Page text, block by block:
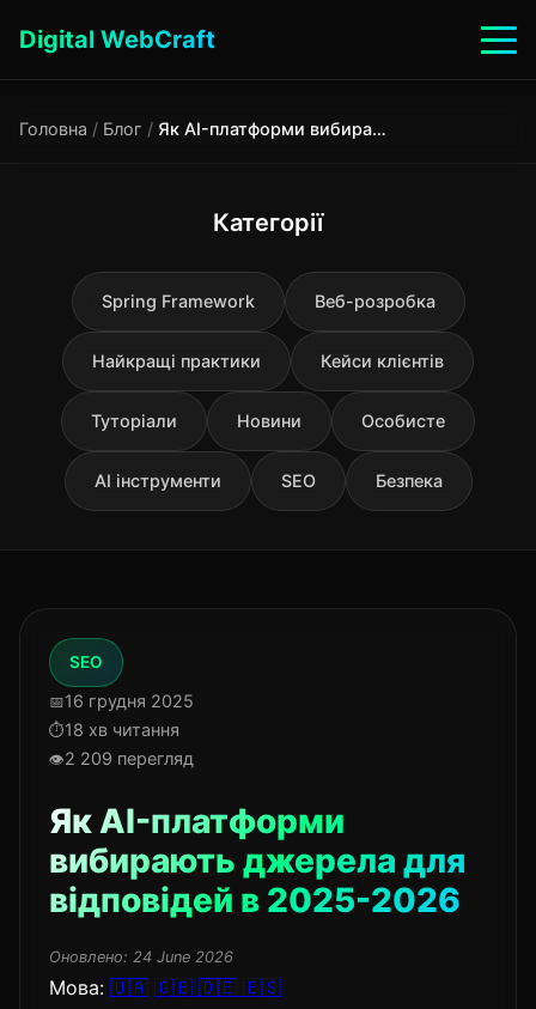
Digital WebCraft
Головна / Блог / Як AI-платформи вибирають джерела для відповідей в 2025-2026
Категорії
Spring Framework Веб-розробка
Найкращі практики Кейси клієнтів
Туторіали Новини Особисте
AI інструменти SEO Безпека
SEO
16 грудня 2025
18 хв читання
2 209 перегляд
Як AI-платформи
вибирають джерела для
відповідей в 2025-2026
Оновлено: 24 June 2026
Мова: 🇺🇦 🇬🇧 🇩🇪 🇪🇸